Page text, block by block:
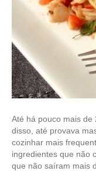
Até há pouco mais de
disso, até provava
cozinhar mais
ingredientes que não
que não saíram mais